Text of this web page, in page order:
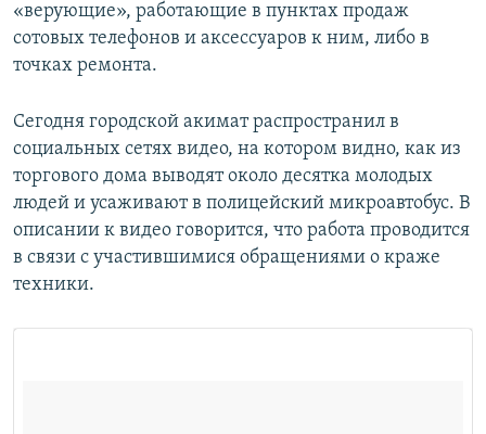
«верующие», работающие в пунктах продаж
сотовых телефонов и аксессуаров к ним, либо в
точках ремонта.
Сегодня городской акимат распространил в
социальных сетях видео, на котором видно, как из
торгового дома выводят около десятка молодых
людей и усаживают в полицейский микроавтобус. В
описании к видео говорится, что работа проводится
в связи с участившимися обращениями о краже
техники.